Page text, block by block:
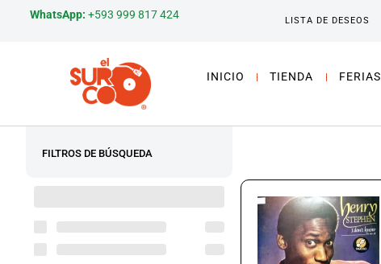
WhatsApp: +593 999 817 424 LISTA DE DESEOS
INICIO TIENDA FERIAS
FILTROS DE BÚSQUEDA